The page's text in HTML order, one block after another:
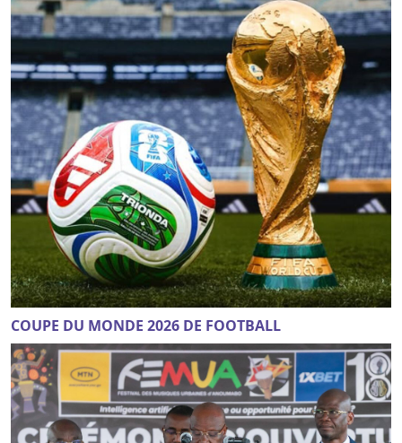
COUPE DU MONDE 2026 DE FOOTBALL